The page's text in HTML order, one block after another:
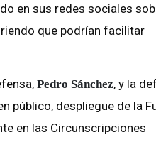
en sus redes sociales
que podrían facilitar
Pedro Sánchez, y la
público, despliegue de la
en las Circunscripciones